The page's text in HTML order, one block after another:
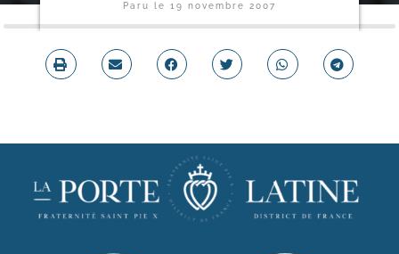
Paru le 19 novembre 2007